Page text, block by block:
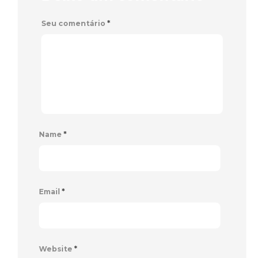
Seu comentário *
Name *
Email *
Website *